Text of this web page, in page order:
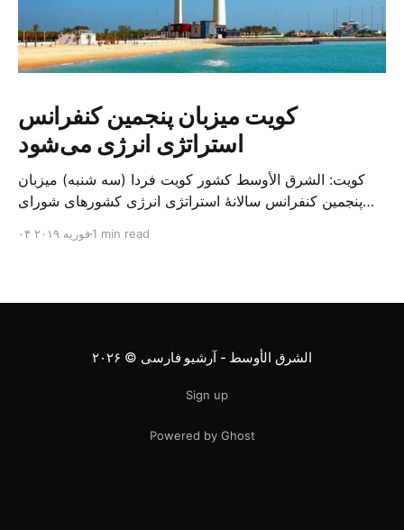
کویت میزبان پنجمین کنفرانس
استراتژی انرژی می‌شود
کویت: الشرق الأوسط کشور کویت فردا (سه شنبه) میزبان
پنجمین کنفرانس سالانهٔ استراتژی انرژی کشورهای شورای
متخصص از شرکت‌های جهانی نفت و گاز در این کنفرانس
۰۴ فوریه ۲۰۱۹1 min read
الشرق الأوسط - آرشیو فارسی © ۲۰۲۶
Sign up
Powered by Ghost